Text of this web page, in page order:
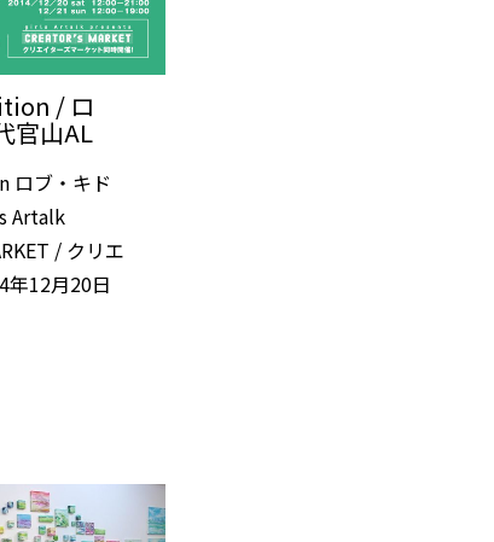
/ ロ
官山AL
ロブ・キド
Artalk
/ クリエ
年12月20日